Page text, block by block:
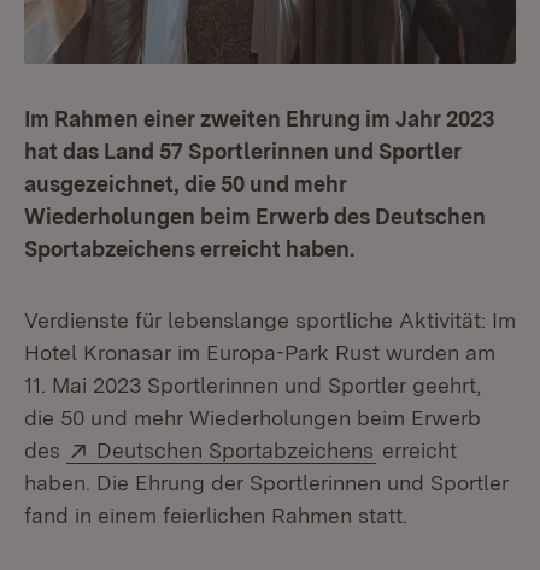
Im Rahmen einer zweiten Ehrung im Jahr 2023
hat das Land 57 Sportlerinnen und Sportler
ausgezeichnet, die 50 und mehr
Wiederholungen beim Erwerb des Deutschen
Sportabzeichens erreicht haben.
Verdienste für lebenslange sportliche Aktivität: Im
Hotel Kronasar im Europa-Park Rust wurden am
11. Mai 2023 Sportlerinnen und Sportler geehrt,
die 50 und mehr Wiederholungen beim Erwerb
des
Extern:
Deutschen Sportabzeichens (Öffnet in
erreicht
haben. Die Ehrung der Sportlerinnen und Sportler
fand in einem feierlichen Rahmen statt.